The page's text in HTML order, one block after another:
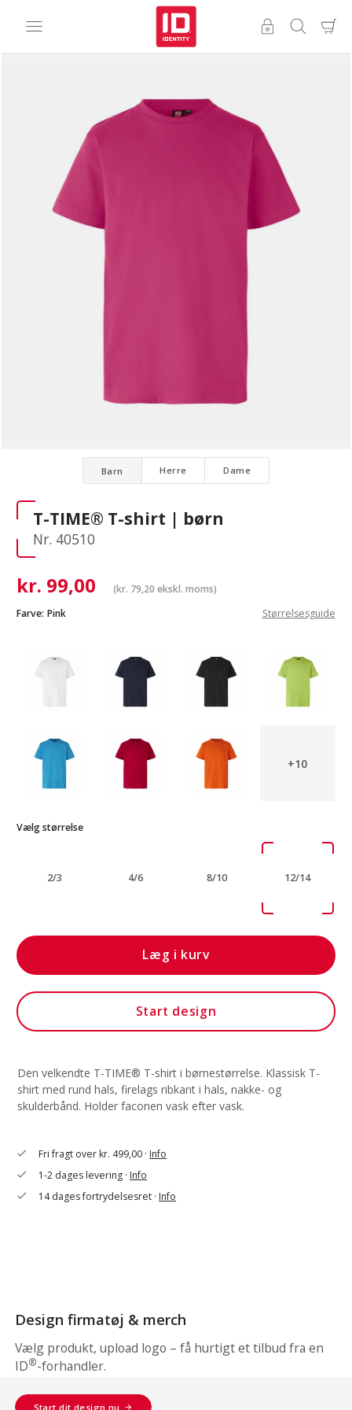
Barn Herre Dame
T-TIME® T-shirt | børn
Nr. 40510
kr. 99,00 (kr. 79,20 ekskl. moms)
Farve: Pink Størrelsesguide
+10
Vælg størrelse
2/3 4/6 8/10 12/14
Læg i kurv
Start design
Den velkendte T-TIME® T-shirt i børnestørrelse. Klassisk T-
shirt med rund hals, firelags ribkant i hals, nakke- og
skulderbånd. Holder faconen vask efter vask.
check Fri fragt over kr. 499,00 ·Info
check 1-2 dages levering ·Info
check 14 dages fortrydelsesret ·Info
Design firmatøj & merch
Vælg produkt, upload logo – få hurtigt et tilbud fra en
ID®-forhandler.
Start dit design nu